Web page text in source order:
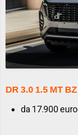
DR 3.01.5 MT BZ
da 17.900 euro